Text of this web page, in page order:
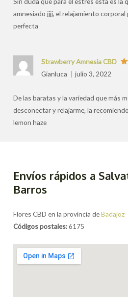
amnesiado jjjj, el relajamiento corporal
perfecta
Strawberry Amnesia CBD
Gianluca
julio 3, 2022
De las baratas y la variedad que más
desconectar y relajarme, la
lemon haze
Envíos rápidos a
Barros
Flores CBD en la provincia deBadajoz
Códigos postales:6175